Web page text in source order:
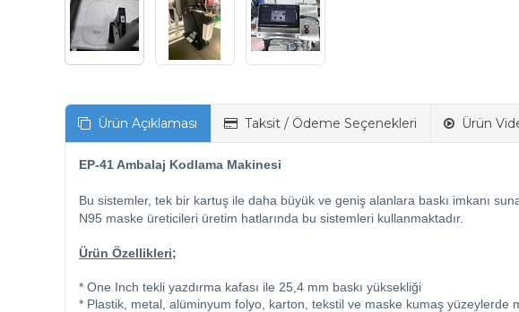
Ürün Açıklaması Taksit / Ödeme Seçenekleri Ürün
EP-41 Ambalaj Kodlama Makinesi
Bu sistemler, tek bir kartuş ile daha büyük ve geniş alanlara baskı imkanı
N95 maske üreticileri üretim hatlarında bu sistemleri kullanmaktadır.
Ürün Özellikleri;
* One Inch tekli yazdırma kafası ile 25,4 mm baskı yüksekliği
* Plastik, metal, alüminyum folyo, karton, tekstil ve maske kumaş yüzeylerde